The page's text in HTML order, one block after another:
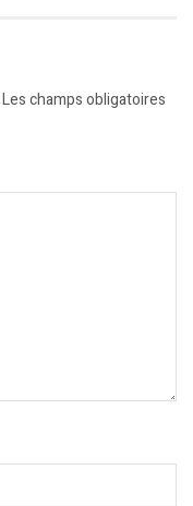
Les champs obligatoires